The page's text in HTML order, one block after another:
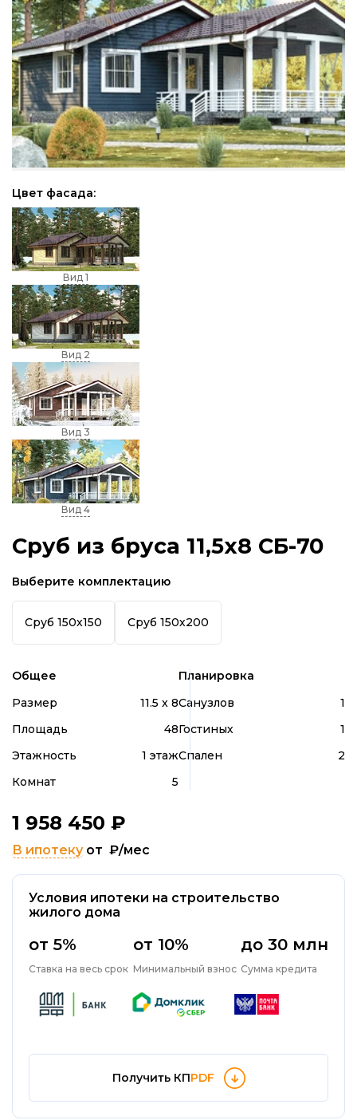
Цвет фасада:
Вид 1
Вид 2
Вид 3
Вид 4
Сруб из бруса 11,5х8 СБ-70
Выберите комплектацию
Сруб 150х150 Сруб 150х200
Общее
Размер
11.5 x 8
Площадь
48
Этажность
1 этаж
Комнат
5
Планировка
Санузлов
1
Гостиных
1
Спален
2
1 958 450 ₽
В ипотекуот ₽/мес
Условия ипотеки на строительство
жилого дома
от 5%
Ставка на весь срок
от 10%
Минимальный взнос
до 30 млн
Сумма кредита
Получить КПPDF